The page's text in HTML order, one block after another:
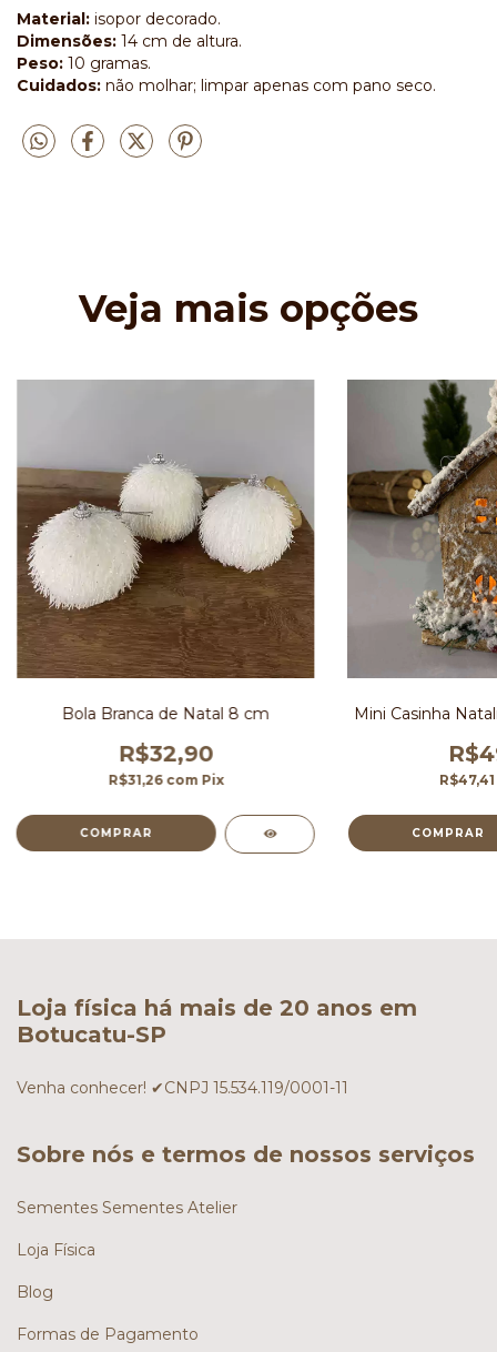
Material: isopor decorado.
Dimensões: 14 cm de altura.
Peso: 10 gramas.
Cuidados: não molhar; limpar apenas com pano seco.
Veja mais opções
Bola Branca de Natal 8 cm
R$32,90
R$31,26 com Pix
Mini Casinha
R$47,41
Loja física há mais de 20 anos em
Botucatu-SP
Venha conhecer! ✔CNPJ 15.534.119/0001-11
Sobre nós e termos de nossos serviços
Sementes Sementes Atelier
Loja Física
Blog
Formas de Pagamento